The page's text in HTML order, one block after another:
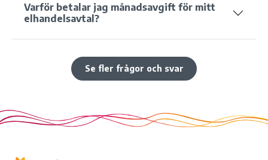
Varför betalar jag månadsavgift för mitt
elhandelsavtal?
Se fler frågor och svar